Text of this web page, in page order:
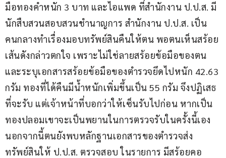
มือทองคำหนัก 3 บาท และไอแพด ที่สำนักงาน ป.ป.ส. มี
นักสืบสวนสอบสวนชำนาญการ สำนักงาน ป.ป.ส. เป็น
คนกลางทำเรื่องมอบทรัพย์สินคืนให้ตน พอตนเห็นสร้อย
เส้นดังกล่าวตกใจ เพราะไม่ใช่ลายสร้อยข้อมือของตน
และระบุเอกสารสร้อยข้อมือของตำรวจยึดไปหนัก 42.63
กรัม ทองที่ได้คืนมีน้ำหนักเพิ่มขึ้นเป็น 55 กรัม จึงปฏิเสธ
ที่จะรับ แต่เจ้าหน้าที่บอกว่าให้เซ็นรับไปก่อน หากเป็น
ทองปลอมเขาจะเป็นพยานในการตรวจรับในครั้งนี้เอง
นอกจากนี้ตนยังพบหลักฐานเอกสารของตำรวจส่ง
ทรัพย์สินให้ ป.ป.ส. ตรวจสอบ ในรายการ มีสร้อยคอ